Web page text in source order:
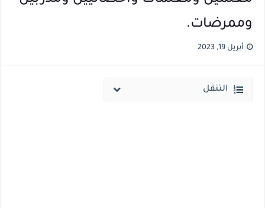
وممرضات.
أبريل 19, 2023
التنقل